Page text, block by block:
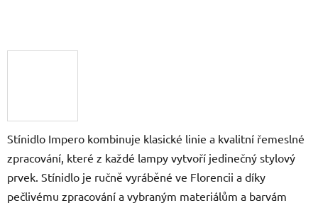
Stínidlo Impero kombinuje klasické linie a kvalitní řemeslné
zpracování, které z každé lampy vytvoří jedinečný stylový
prvek. Stínidlo je ručně vyráběné ve Florencii a díky
pečlivému zpracování a vybraným materiálům a barvám